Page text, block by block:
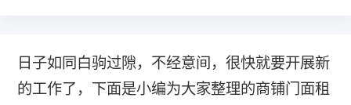
日子如同白驹过隙，不经意间，很快就要开展新
的工作了，下面是小编为大家整理的商铺门面租